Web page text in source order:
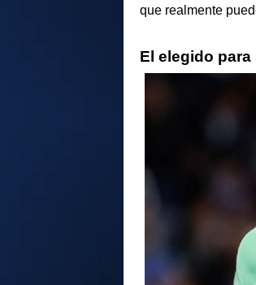
que realmente
El elegido